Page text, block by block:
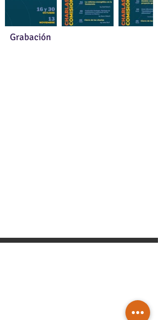
Grabación